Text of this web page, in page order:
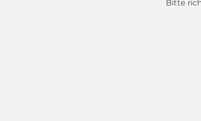
Bitte